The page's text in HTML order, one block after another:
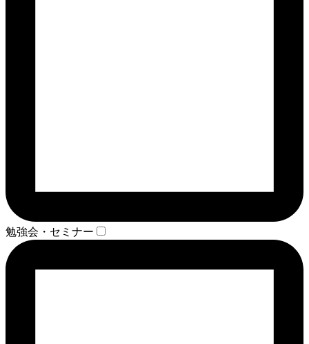
勉強会・セミナー